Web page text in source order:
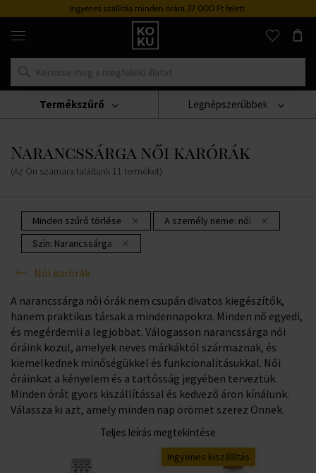
Ingyenes szállítás minden órára 37 000 Ft felett
Eredeti
parfümök
órák
egy
Karórák Női Karórák Narancssárga Női Karórák
Narancssárga női karórák
(Az Ön számára találtunk 11 terméket)
Legnépszerűbbek
Minden szűrő törlése A személy neme: női
Szín: Narancssárga
Női karórák
Termékszűrő
A narancssárga női órák nem csupán divatos kiegészítők,
hanem praktikus társak a mindennapokra. Minden nő egyedi,
és megérdemli a legjobbat. Válogasson narancssárga női
óráink közül, amelyek neves márkáktól származnak, és
kiemelkednek minőségükkel és funkcionalitásukkal. Női
óráinkat a kényelem és a tartósság jegyében terveztük.
Minden órát gyors kiszállítással és kedvező áron kínálunk.
Válassza ki azt, amely minden nap örömet szerez Önnek.
Teljes leírás megtekintése
Ingyenes kiszállítás